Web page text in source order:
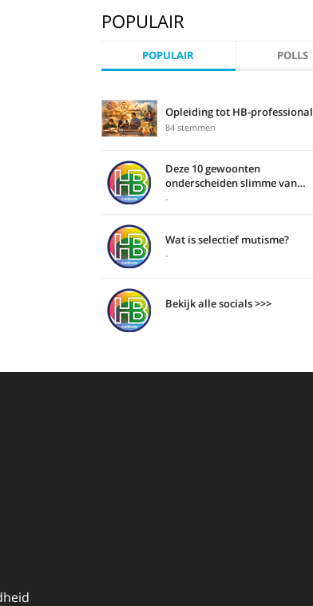
POPULAIR
POPULAIR POLLS
Opleiding tot HB-professional
84 stemmen
Deze 10 gewoonten
onderscheiden slimme van
domme mensen
-
Wat is selectief mutisme?
-
Bekijk alle socials >>>